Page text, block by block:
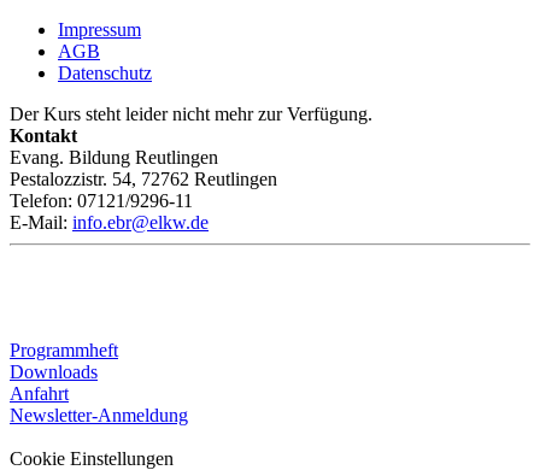
Impressum
AGB
Datenschutz
Der Kurs steht leider nicht mehr zur Verfügung.
Kontakt
Evang. Bildung Reutlingen
Pestalozzistr. 54, 72762 Reutlingen
Telefon: 07121/9296-11
E-Mail: info.ebr@elkw.de
Programmheft
Downloads
Anfahrt
Newsletter-Anmeldung
Cookie Einstellungen